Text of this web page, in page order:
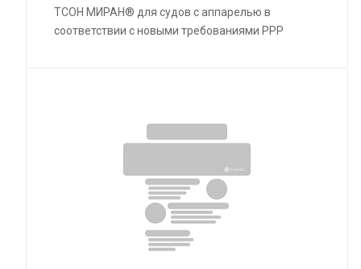
ТСОН МИРАН® для судов с аппарелью в
соответствии с новыми требованиями РРР